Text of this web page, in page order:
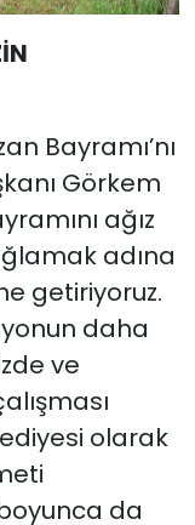
Bayramı’nı
Görkem
ağız
adına
getiriyoruz.
daha
ve
olarak
da